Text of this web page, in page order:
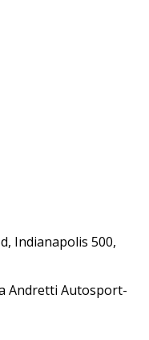
Indianapolis 500,
Andretti Autosport-